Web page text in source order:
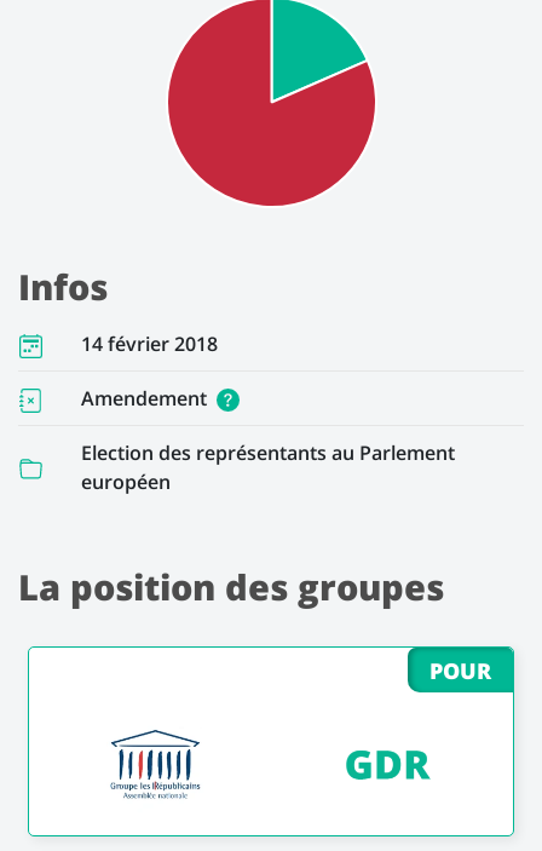
Infos
14 février 2018
Amendement
Election des représentants au Parlement
européen
La position des groupes
POUR